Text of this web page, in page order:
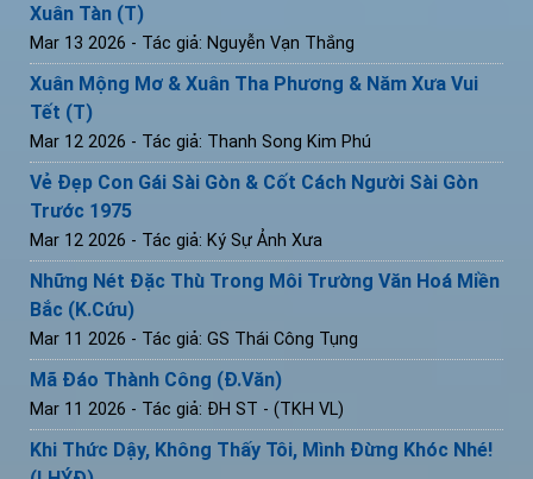
Xuân Tàn (T)
Mar 13 2026 - Tác giả: Nguyễn Vạn Thắng
Xuân Mộng Mơ & Xuân Tha Phương & Năm Xưa Vui
Tết (T)
Mar 12 2026 - Tác giả: Thanh Song Kim Phú
Vẻ Đẹp Con Gái Sài Gòn & Cốt Cách Người Sài Gòn
Trước 1975
Mar 12 2026 - Tác giả: Ký Sự Ảnh Xưa
Những Nét Đặc Thù Trong Môi Trường Văn Hoá Miền
Bắc (K.Cứu)
Mar 11 2026 - Tác giả: GS Thái Công Tụng
Mã Đáo Thành Công (Đ.Văn)
Mar 11 2026 - Tác giả: ĐH ST - (TKH VL)
Khi Thức Dậy, Không Thấy Tôi, Mình Đừng Khóc Nhé!